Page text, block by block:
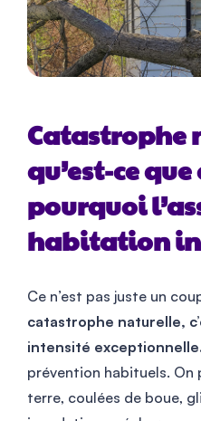
Catastrophe
qu’est-ce que
pourquoi
habitation
Ce n’est pas juste un
catastrophe naturelle,
intensité
prévention habituels.
terre, coulées de boue,